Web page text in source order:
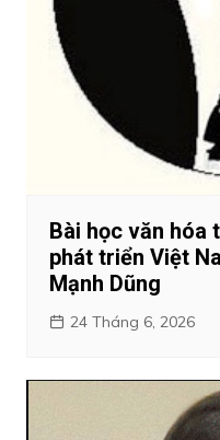
Bài học văn
phát triển
Mạnh Dũng
24 Tháng 6, 2026